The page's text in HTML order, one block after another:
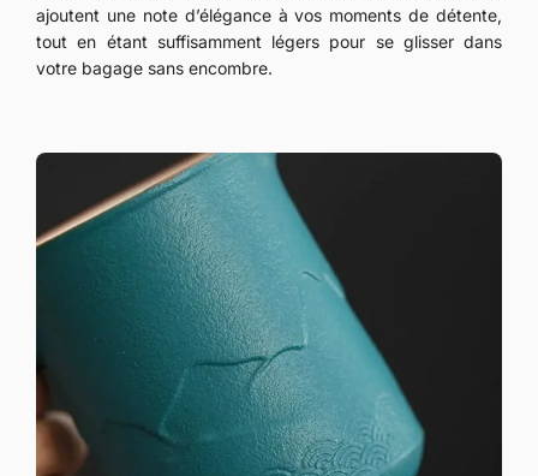
ajoutent une note d’élégance à vos moments de détente,
tout en étant suffisamment légers pour se glisser dans
votre bagage sans encombre.